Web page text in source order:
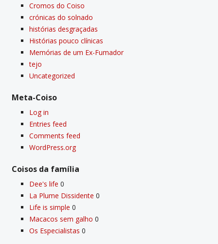
Cromos do Coiso
crónicas do solnado
histórias desgraçadas
Histórias pouco clí­nicas
Memórias de um Ex-Fumador
tejo
Uncategorized
Meta-Coiso
Log in
Entries feed
Comments feed
WordPress.org
Coisos da famí­lia
Dee's life 0
La Plume Dissidente 0
Life is simple 0
Macacos sem galho 0
Os Especialistas 0